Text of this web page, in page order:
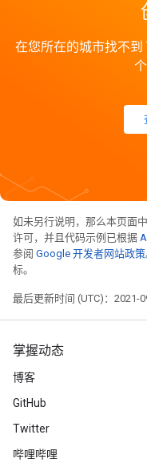
在您所在的城市找不
如未另行说明，那么本页面
许可，并且代码示例已根据
参阅 Google 开发者网站政策
标。
最后更新时间 (UTC)：2021-
掌握动态
博客
GitHub
Twitter
哔哩哔哩